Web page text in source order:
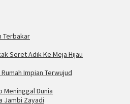
Terbakar
Seret Adik Ke Meja Hijau
Impian Terwujud
Meninggal Dunia